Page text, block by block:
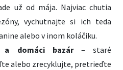
už od mája. Najviac chutia
vychutnajte si ich teda
alebo v inom koláčiku.
a domáci bazár – staré
alebo zrecyklujte, pretrieďte